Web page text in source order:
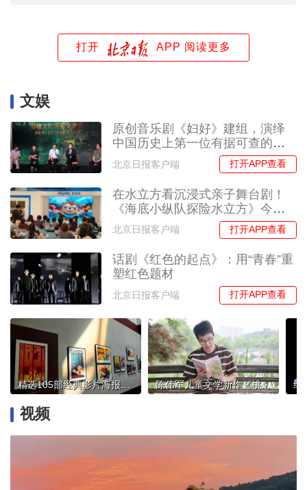
打开 APP 阅读更多
文娱
原创音乐剧《妇好》建组，演绎
中国历史上第一位有据可查的女
将军
北京日报客户端 打开APP查看
在水立方看沉浸式亲子舞台剧！
《海底小纵队探险水立方》今夏
首演
北京日报客户端 打开APP查看
话剧《红色的起点》：用“青春”重
塑红色题材
北京日报客户端 打开APP查看
精选105部经典影片海报，中国电影博物馆展览上新 陈伟军儿童文学新作《桃花朵朵》出版，以儿童视角描摹乡村蝶变图景
视频